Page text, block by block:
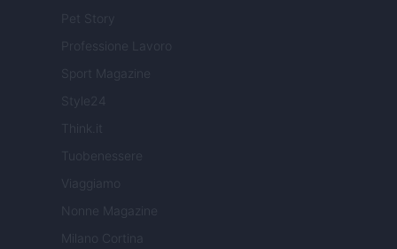
Pet Story
Professione Lavoro
Sport Magazine
Style24
Think.it
Tuobenessere
Viaggiamo
Nonne Magazine
Milano Cortina